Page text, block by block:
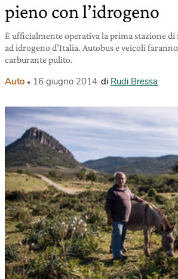
pieno con l’idrogeno
È ufficialmente operativa la prima stazione
ad idrogeno d’Italia. Autobus e veicoli
carburante pulito.
Auto 16 giugno 2014 di Rudi Bressa